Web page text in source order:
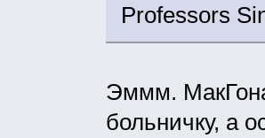
Professors
Эммм.
больничку, а